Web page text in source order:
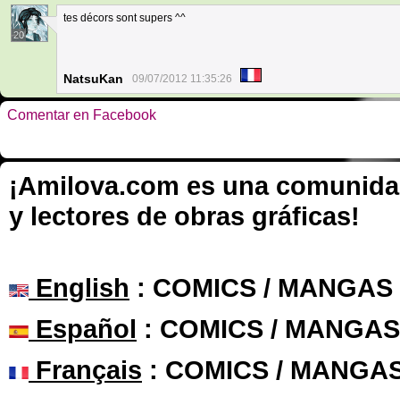
20
tes décors sont supers ^^
NatsuKan 09/07/2012 11:35:26
Comentar en Facebook
¡Amilova.com es una
y lectores de obras gráficas!
English : COMICS /
Español : COMICS /
Français : COMICS /